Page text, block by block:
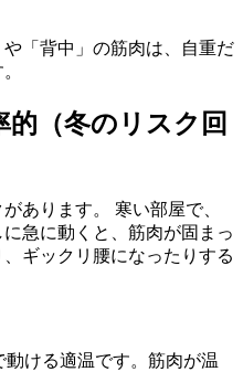
「背中」の筋肉は、自重だ
的（冬のリスク回
あります。 寒い部屋で、
急に動くと、筋肉が固まっ
ギックリ腰になったりする
動ける適温です。筋肉が温